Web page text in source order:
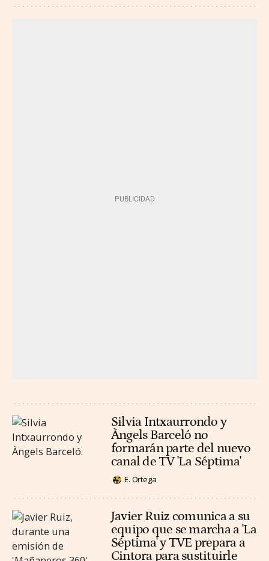
Silvia Intxaurrondo y
Àngels Barceló no
formarán parte del nuevo
canal de TV 'La Séptima'
E. Ortega
Javier Ruiz comunica a su
equipo que se marcha a 'La
Séptima' y TVE prepara a
Cintora para sustituirle